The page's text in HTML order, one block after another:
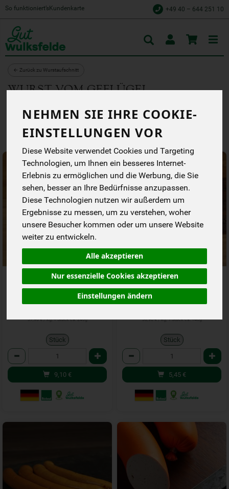
NEHMEN SIE IHRE COOKIE-
EINSTELLUNGEN VOR
Diese Website verwendet Cookies und Targeting
Technologien, um Ihnen ein besseres Internet-
Erlebnis zu ermöglichen und die Werbung, die Sie
sehen, besser an Ihre Bedürfnisse anzupassen.
Diese Technologien nutzen wir außerdem um
Ergebnisse zu messen, um zu verstehen, woher
unsere Besucher kommen oder um unsere Website
weiter zu entwickeln.
Alle akzeptieren
Nur essenzielle Cookies akzeptieren
Einstellungen ändern
So funktioniert’s Kundenkarte +49 40 – 644 251 10
← Zurück zu Wurstaufschnitt
WURST VOM GEFLÜGEL
Geflügel Bratwurst 4 Stk. ca.
240 g Wulksfelde
9,10 €*
37,90 € / kg, 1 Stück ca. 240g
Stück
Anzahl
9,10 €
Geflügel Minis Wulksfelde
ca. 140 g
5,45 €*
38,90 € / kg, 1 Stück ca. 140g
Stück
Anzahl
5,45 €
Toggle
cart